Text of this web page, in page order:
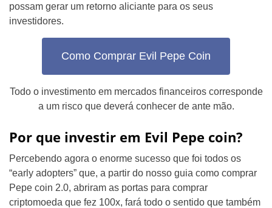
possam gerar um retorno aliciante para os seus
investidores.
Como Comprar Evil Pepe Coin
Todo o investimento em mercados financeiros corresponde
a um risco que deverá conhecer de ante mão.
Por que investir em Evil Pepe coin?
Percebendo agora o enorme sucesso que foi todos os
“early adopters” que, a partir do nosso guia como comprar
Pepe coin 2.0, abriram as portas para comprar
criptomoeda que fez 100x, fará todo o sentido que também